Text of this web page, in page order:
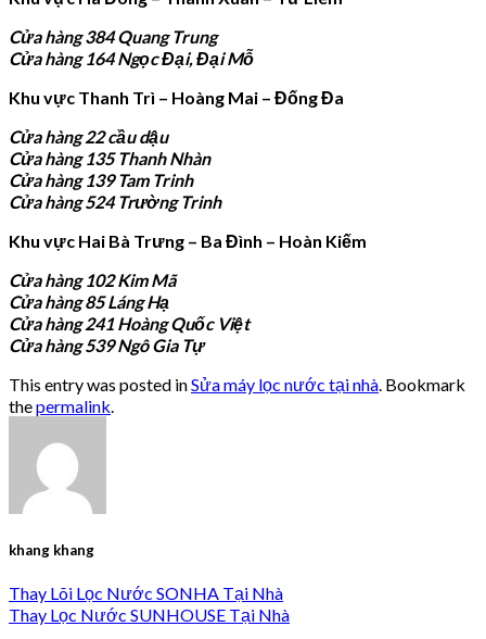
Cửa hàng 384 Quang Trung
Cửa hàng 164 Ngọc Đại, Đại Mỗ
Khu vực Thanh Trì – Hoàng Mai – Đống Đa
Cửa hàng 22 cầu dậu
Cửa hàng 135 Thanh Nhàn
Cửa hàng 139 Tam Trinh
Cửa hàng 524 Trường Trinh
Khu vực Hai Bà Trưng – Ba Đình – Hoàn Kiếm
Cửa hàng 102 Kim Mã
Cửa hàng 85 Láng Hạ
Cửa hàng 241 Hoàng Quốc Việt
Cửa hàng 539 Ngô Gia Tự
This entry was posted inSửa máy lọc nước tại nhà. Bookmark
thepermalink.
khang khang
Thay Lõi Lọc Nước SONHA Tại Nhà
Thay Lọc Nước SUNHOUSE Tại Nhà